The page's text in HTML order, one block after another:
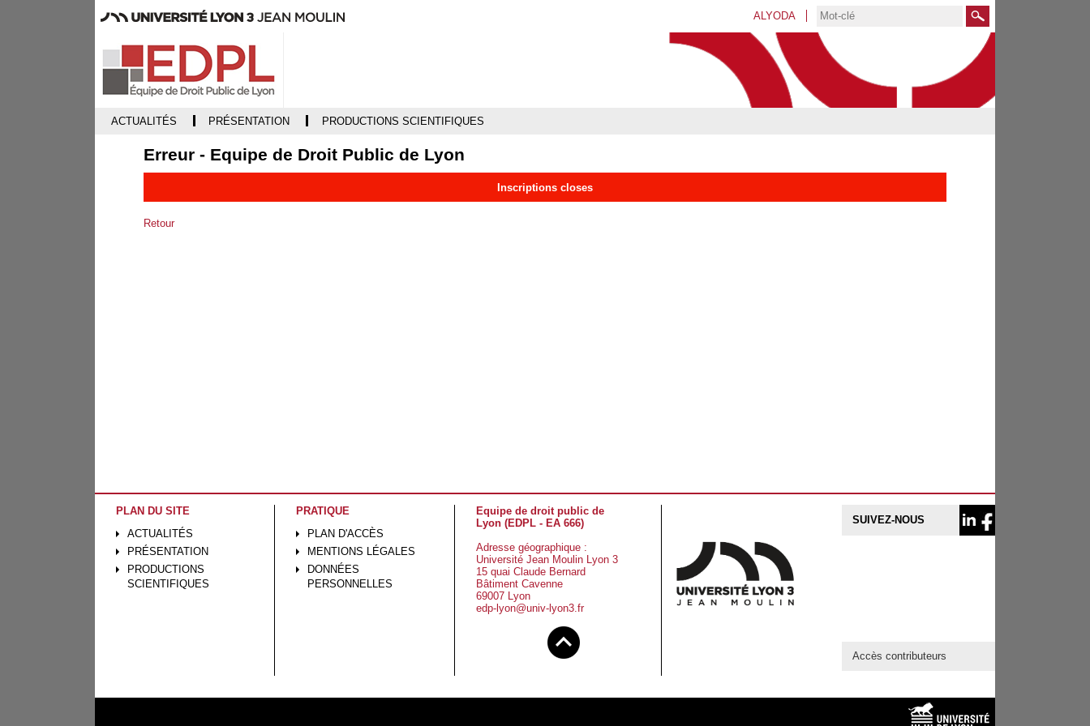
ALYODA Rechercher
ACTUALITÉS PRÉSENTATION PRODUCTIONS SCIENTIFIQUES
Erreur - Equipe de Droit Public de Lyon
Inscriptions closes
Retour
PLAN DU SITE
ACTUALITÉS
PRÉSENTATION
PRODUCTIONS
SCIENTIFIQUES
PRATIQUE
PLAN D'ACCÈS
MENTIONS LÉGALES
DONNÉES
PERSONNELLES
Equipe de droit public de
Lyon (EDPL - EA 666)
Adresse géographique :
Université Jean Moulin Lyon 3
15 quai Claude Bernard
Bâtiment Cavenne
69007 Lyon
edp-lyon@univ-lyon3.fr
SUIVEZ-NOUS
Accès contributeurs